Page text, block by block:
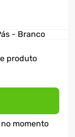
produto
momento